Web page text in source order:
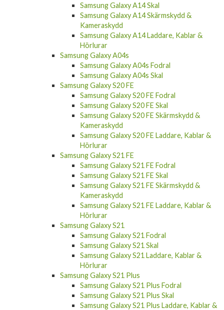
Samsung Galaxy A14 Skal
Samsung Galaxy A14 Skärmskydd &
Kameraskydd
Samsung Galaxy A14 Laddare, Kablar &
Hörlurar
Samsung Galaxy A04s
Samsung Galaxy A04s Fodral
Samsung Galaxy A04s Skal
Samsung Galaxy S20 FE
Samsung Galaxy S20 FE Fodral
Samsung Galaxy S20 FE Skal
Samsung Galaxy S20 FE Skärmskydd &
Kameraskydd
Samsung Galaxy S20 FE Laddare, Kablar &
Hörlurar
Samsung Galaxy S21 FE
Samsung Galaxy S21 FE Fodral
Samsung Galaxy S21 FE Skal
Samsung Galaxy S21 FE Skärmskydd &
Kameraskydd
Samsung Galaxy S21 FE Laddare, Kablar &
Hörlurar
Samsung Galaxy S21
Samsung Galaxy S21 Fodral
Samsung Galaxy S21 Skal
Samsung Galaxy S21 Laddare, Kablar &
Hörlurar
Samsung Galaxy S21 Plus
Samsung Galaxy S21 Plus Fodral
Samsung Galaxy S21 Plus Skal
Samsung Galaxy S21 Plus Laddare, Kablar &